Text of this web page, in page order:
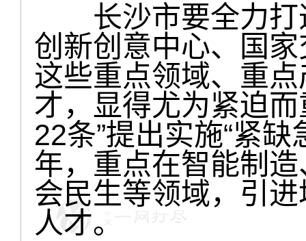
长沙市要全力打
创新创意中心、国
这些重点领域、重
才，显得尤为紧迫
22条”提出实施“紧
年，重点在智能制
会民生等领域，引
人才。